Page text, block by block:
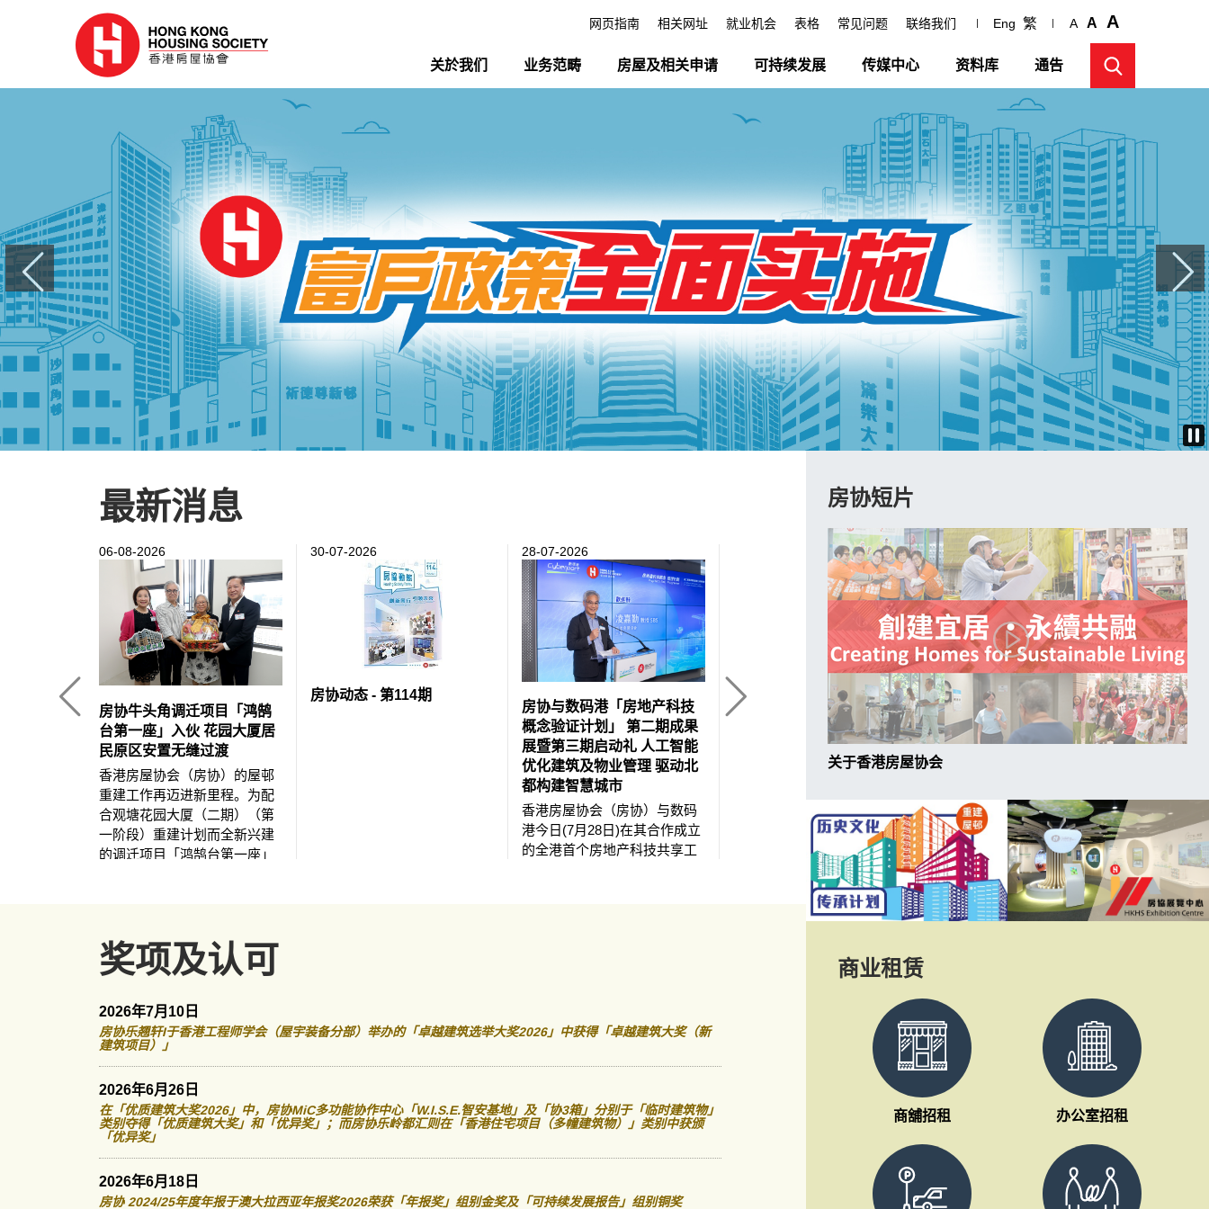
网页指南 相关网址 就业机会 表格 常见问题 联络我们 Eng 繁 A A A
关於我们 业务范畴 房屋及相关申请 可持续发展 传媒中心 资料库 通告
欢迎来到香港房屋协会网页
最新消息
06-08-2026
房协牛头角调迁项目「鸿鹄
台第一座」入伙 花园大厦居
民原区安置无缝过渡
香港房屋协会（房协）的屋邨
重建工作再迈进新里程。为配
合观塘花园大厦（二期）（第
一阶段）重建计划而全新兴建
的调迁项目「鸿鹄台第一座」
生，并一起参观新单位和大厦
的配套设施。
30-07-2026
房协动态 - 第114期
28-07-2026
房协与数码港「房地产科技
概念验证计划」 第二期成果
展暨第三期启动礼 人工智能
优化建筑及物业管理 驱动北
都构建智慧城市
香港房屋协会（房协）与数码
港今日(7月28日)在其合作成立
的全港首个房地产科技共享工
试工作。计划自推出以来，已
分创新方案更已陆续落地应
部都会区创科生态圈建设。
房协荣获优质建筑大奖2026
三奖项 以人为本结合智慧创
新 构建可持续共融社区
香港房屋协会（房协）近日于
建筑业界盛事「优质建筑大奖
用地项目地盘率先引入的组装
合成（MiC）多功能协作中心
「W.I.S.E.智安基地」，勇夺
「临时建筑物」类别最高荣誉
「优质建筑大奖」。此外，位
安置屋邨「乐岭都汇」亦分别
协在项目规划及发展的卓越表
29-04-2026
房协动态 - 第113期
20-03-
房协物
夺多项
界肯定
租屋邨
在香港
设施管
奖项。
诉专员
奖项及认可
2026年7月10日
房协乐翘轩I于香港工程师学会（屋宇装备分部）举办的「卓越建筑选举大奖2026」中获得「卓越建筑大奖（新
建筑项目）」
2026年6月26日
在「优质建筑大奖2026」中，房协MiC多功能协作中心「W.I.S.E.智安基地」及「协3箱」分别于「临时建筑物」
类别夺得「优质建筑大奖」和「优异奖」；而房协乐岭都汇则在「香港住宅项目（多幢建筑物）」类别中获颁
「优异奖」
2026年6月18日
房协 2024/25年度年报于澳大拉西亚年报奖2026荣获「年报奖」组别金奖及「可持续发展报告」组别铜奖
房协短片
关于香港房屋协会
商业租赁
商舖招租 办公室招租